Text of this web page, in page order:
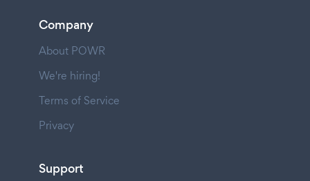
Company
About POWR
We're hiring!
Terms of Service
Privacy
Support